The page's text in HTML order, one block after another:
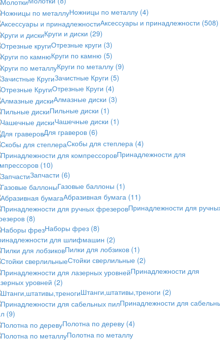
Ножницы по металлу (4)
Аксессуары и принадлежности (508)
Круги и диски (29)
Отрезные круги (3)
Круги по камню (5)
Круги по металлу (9)
Зачистные Круги (5)
Отрезные Круги (4)
Алмазные диски (3)
Пильные диски (1)
Чашечные диски (1)
Для граверов (6)
Скобы для степлера (4)
Принадлежности для
(10)
Запчасти (6)
Газовые баллоны (1)
Абразивная бумага (11)
Принадлежности для
(8)
Наборы фрез (8)
для шлифмашин (2)
Пилки для лобзиков (1)
Стойки сверлильные (2)
Принадлежности для
уровней (2)
Штанги,штативы,треноги (2)
Принадлежности для
(9)
Полотна по дереву (4)
Полотна по металлу